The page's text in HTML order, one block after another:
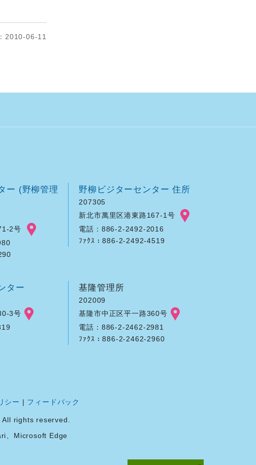
2010-06-11
ー (野柳管理
2号
野柳ビジターセンター 住所
207305
新北市萬里区港東路167-1号
電話：886-2-2492-2016
ﾌｧｸｽ：886-2-2492-4519
ター
3号
基隆管理所
202009
基隆市中正区平一路360号
電話：886-2-2462-2981
ﾌｧｸｽ：886-2-2462-2960
シー | フィードバック
rights reserved.
、Microsoft Edge